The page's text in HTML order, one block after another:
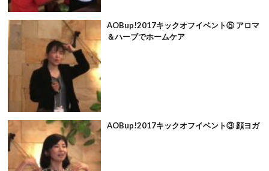
AOBup!2017キックオフイベント⑤ アロマ
＆ハーブでホームケア
AOBup!2017キックオフイベント③ 顔ヨガ